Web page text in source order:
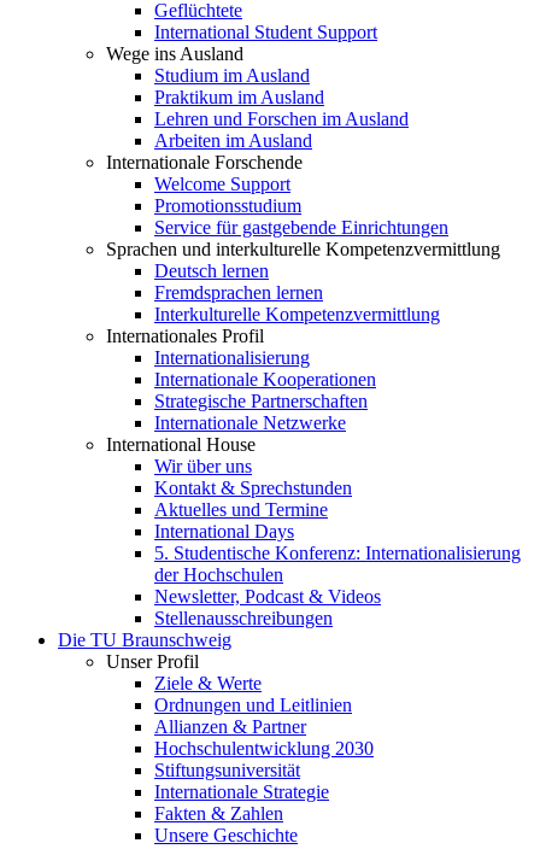
Geflüchtete
International Student Support
Wege ins Ausland
Studium im Ausland
Praktikum im Ausland
Lehren und Forschen im Ausland
Arbeiten im Ausland
Internationale Forschende
Welcome Support
Promotionsstudium
Service für gastgebende Einrichtungen
Sprachen und interkulturelle Kompetenzvermittlung
Deutsch lernen
Fremdsprachen lernen
Interkulturelle Kompetenzvermittlung
Internationales Profil
Internationalisierung
Internationale Kooperationen
Strategische Partnerschaften
Internationale Netzwerke
International House
Wir über uns
Kontakt & Sprechstunden
Aktuelles und Termine
International Days
5. Studentische Konferenz: Internationalisierung
der Hochschulen
Newsletter, Podcast & Videos
Stellenausschreibungen
Die TU Braunschweig
Unser Profil
Ziele & Werte
Ordnungen und Leitlinien
Allianzen & Partner
Hochschulentwicklung 2030
Stiftungsuniversität
Internationale Strategie
Fakten & Zahlen
Unsere Geschichte